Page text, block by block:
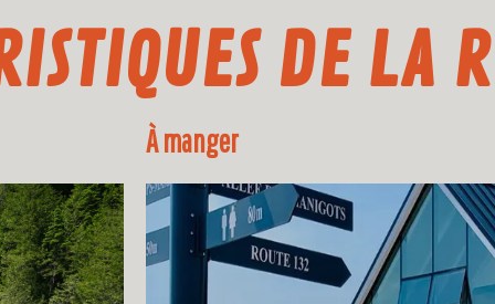
DE LA
À manger